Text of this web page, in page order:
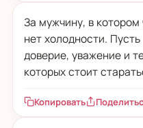
За мужчину, в котором
нет холодности.
доверие, уважение и
которых стоит
Копировать